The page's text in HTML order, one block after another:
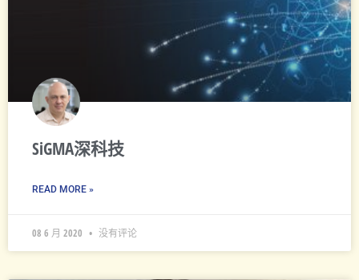
SiGMA深科技
READ MORE »
08 6 月 2020 没有评论